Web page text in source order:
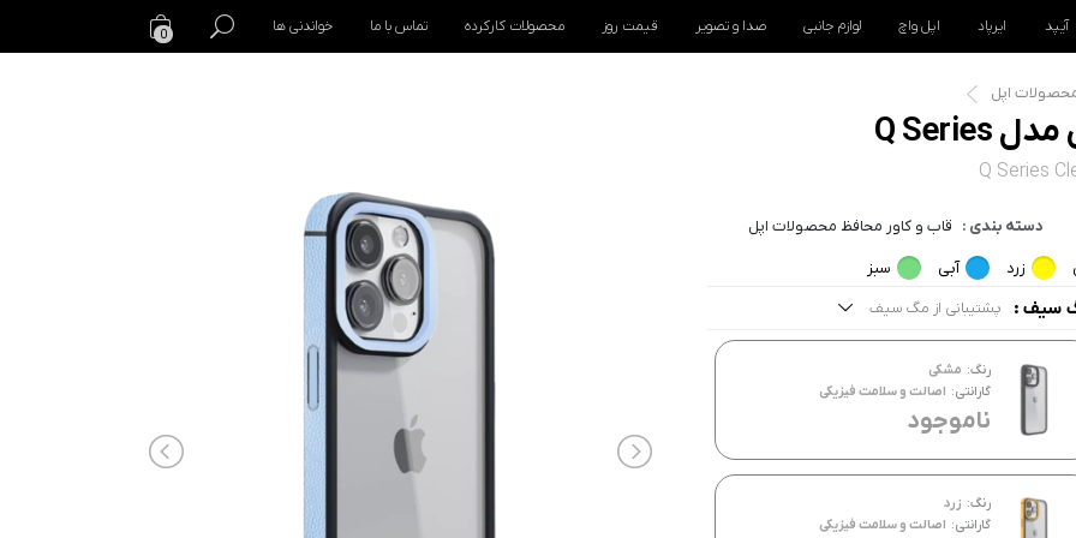
آیپد ایرپاد اپل واچ لوازم جانبی صدا و تصویر قیمت روز محصولات کارکرده تماس با ما خواندنی ها 0
اپل
Q Series
دسته بندی : قاب و کاور محافظ محصولات اپل
زرد آبی سبز
سیف : پشتیبانی از مگ سیف
موارد
پشتیبانی از مگ سیف
رنگ: مشکی
گارانتی: اصالت و سلامت فیزیکی
ناموجود
رنگ: زرد
گارانتی: اصالت و سلامت فیزیکی